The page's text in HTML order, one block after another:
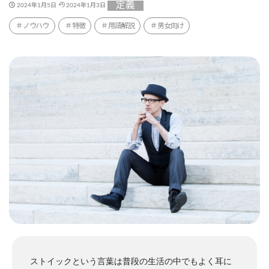
2024年1月5日 2024年1月3日 定義
ノウハウ 特徴 用語解説 男女向け
ストイックという言葉は普段の生活の中でもよく耳に